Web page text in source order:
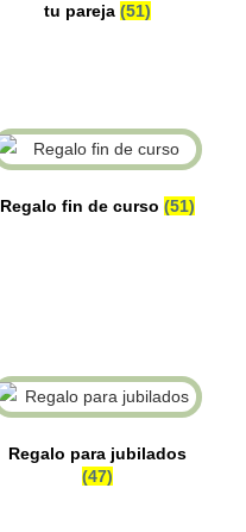
tu pareja (51)
Regalo fin de curso (51)
Regalo para jubilados
(47)